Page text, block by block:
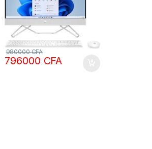
796000 CFA
980000CFA